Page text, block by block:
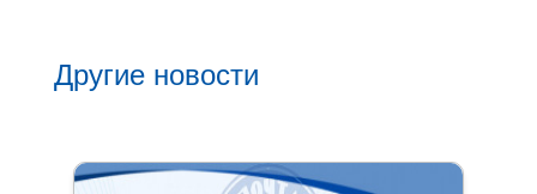
Другие новости